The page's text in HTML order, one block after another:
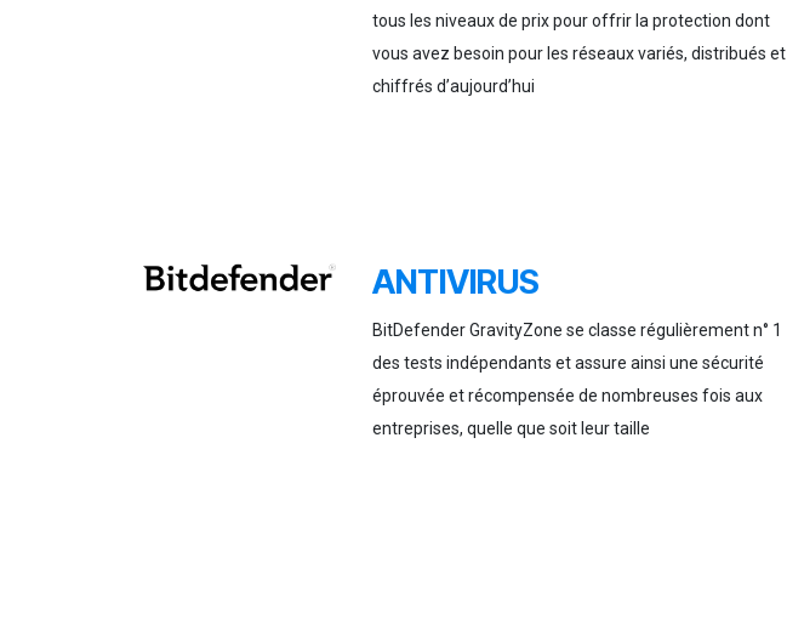
tous les niveaux de prix pour offrir la protection dont
vous avez besoin pour les réseaux variés, distribués et
chiffrés d’aujourd’hui
ANTIVIRUS
BitDefender GravityZone se classe régulièrement n° 1
des tests indépendants et assure ainsi une sécurité
éprouvée et récompensée de nombreuses fois aux
entreprises, quelle que soit leur taille